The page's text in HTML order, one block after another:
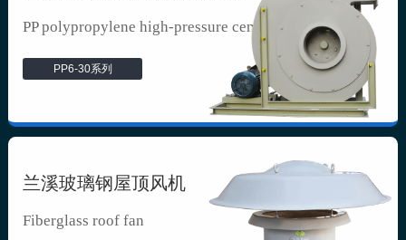
PP polypropylene high-pressure cen...
PP6-30系列
兰溪玻璃钢屋顶风机
Fiberglass roof fan